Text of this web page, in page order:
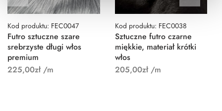
Kod produktu: FEC0047
Futro sztuczne szare
srebrzyste długi włos
premium
225,00zł/m
Kod produktu: FEC0038
Sztuczne futro czarne
miękkie, materiał krótki
włos
205,00zł/m